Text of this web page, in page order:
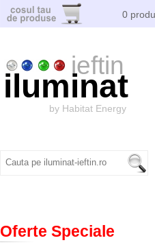
0
ieftin
iluminat
by Habitat Energy
Oferte Speciale